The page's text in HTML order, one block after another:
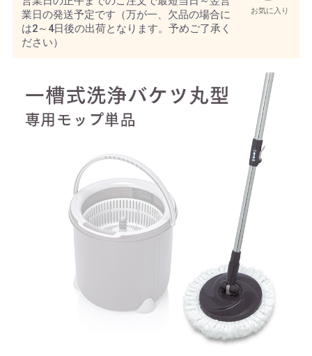
お気に入り
業日の発送予定です（万が一、欠品の場合に
は2～4日後の出荷となります。予めご了承く
ださい）